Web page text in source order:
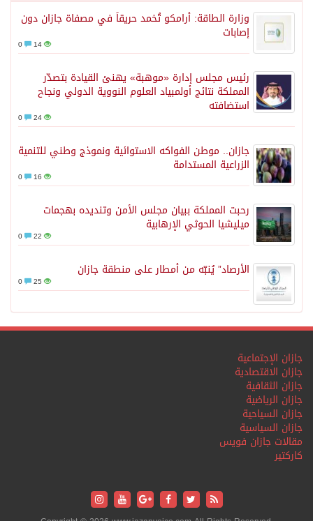
وزارة الطاقة: أرامكو تُخمد حريقاً في مصفاة جازان دون
إصابات
14
رئيس مجلس إدارة «موهبة» يهنئ القيادة بتصدّر
المملكة نتائج أولمبياد العلوم النووية الدولي ونجاح
استضافته
24
جازان.. موطن الفواكه الاستوائية ونموذج وطني للتنمية
الزراعية المستدامة
16
رحبت المملكة ببيان مجلس الأمن وتنديده بهجمات
ميليشيا الحوثي الإرهابية
22
الأرصاد” يُنبّه من أمطار على منطقة جازان
25
جازان الإجتماعية
جازان الاقتصادية
جازان الثقافية
جازان الرياضية
جازان السياحية
جازان السياسية
مقالات جازان فويس
كاركتير